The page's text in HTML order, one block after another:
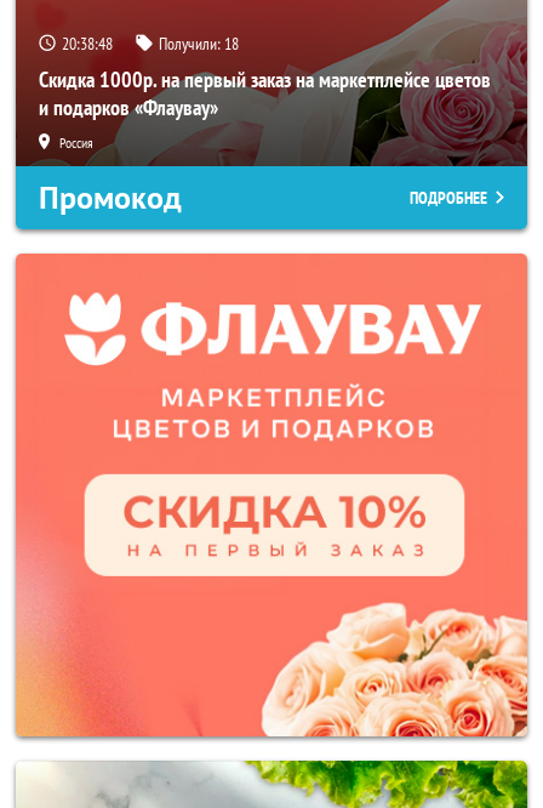
20:38:46 Получили: 18
Скидка 1000р. на первый заказ на маркетплейсе цветов
и подарков «Флаувау»
Россия
Промокод ПОДРОБНЕЕ